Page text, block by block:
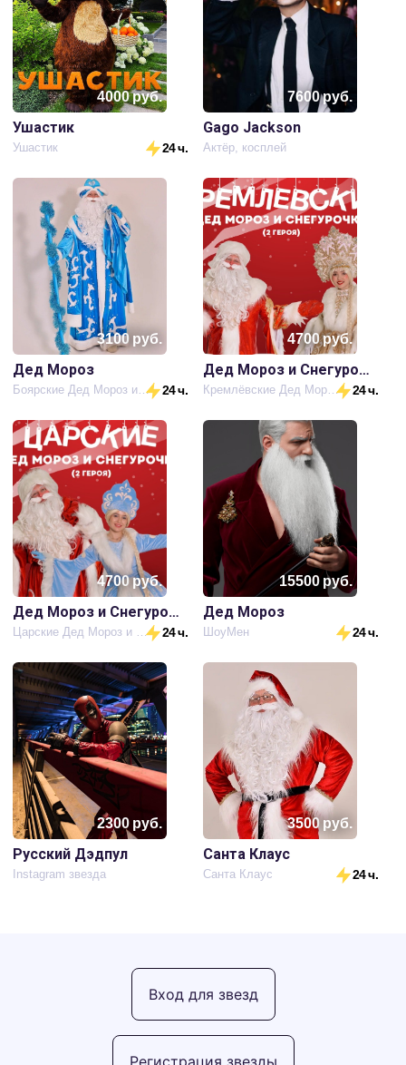
4000руб.
Ушастик
Ушастик 24 ч.
7600руб.
Gago Jackson
Актёр, косплей
3100 руб.
Дед Мороз
Боярские Дед Мороз и Снегурочка 24 ч.
4700руб.
Дед Мороз и Снегурочка
Кремлёвские Дед Мороз и Снегурочка 24 ч.
4700руб.
Дед Мороз и Снегурочка
Царские Дед Мороз и Снегурочка 24 ч.
15500руб.
Дед Мороз
ШоуМен 24 ч.
2300руб.
Русский Дэдпул
Instagram звезда
3500 руб.
Санта Клаус
Санта Клаус 24 ч.
Регистрация звезды
Вход для звезд